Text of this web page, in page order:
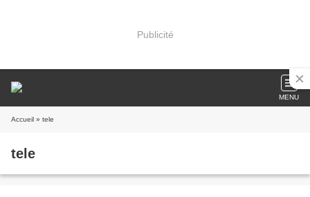
Publicité
MENU
Accueil » tele
tele